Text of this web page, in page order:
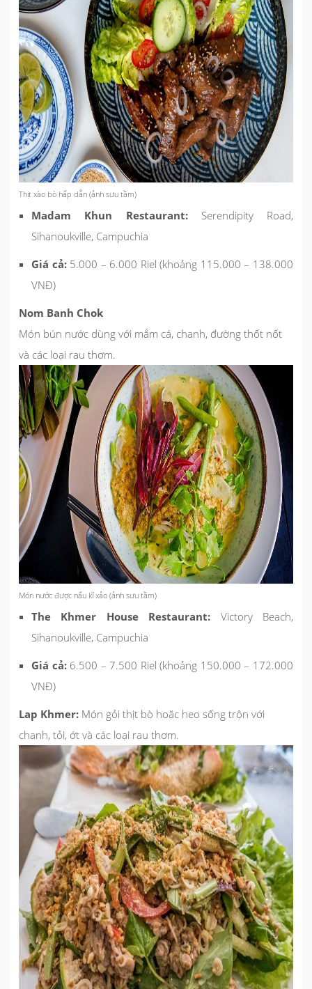
Thịt xào bò hấp dẫn (ảnh sưu tầm)
Madam Khun Restaurant:
Serendipity Road,
Sihanoukville, Campuchia
Giá cả: 5.000 – 6.000 Riel (khoảng 115.000 – 138.000
VNĐ)
Nom Banh Chok
Món bún nước dùng với mắm cá, chanh, đường thốt nốt
và các loại rau thơm.
Món nước được nấu kĩ xảo (ảnh sưu tầm)
The Khmer House Restaurant:
Victory Beach,
Sihanoukville, Campuchia
Giá cả: 6.500 – 7.500 Riel (khoảng 150.000 – 172.000
VNĐ)
Lap Khmer: Món gỏi thịt bò hoặc heo sống trộn với
chanh, tỏi, ớt và các loại rau thơm.